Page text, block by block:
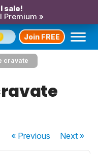
sale!
Premium »
Join FREE
cravate
« Previous Next»